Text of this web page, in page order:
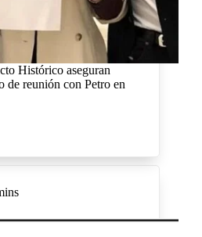
Histórico aseguran
de reunión con Petro en